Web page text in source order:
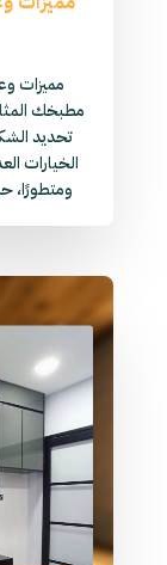
مطبخك
تحديد
ومتطورًا،